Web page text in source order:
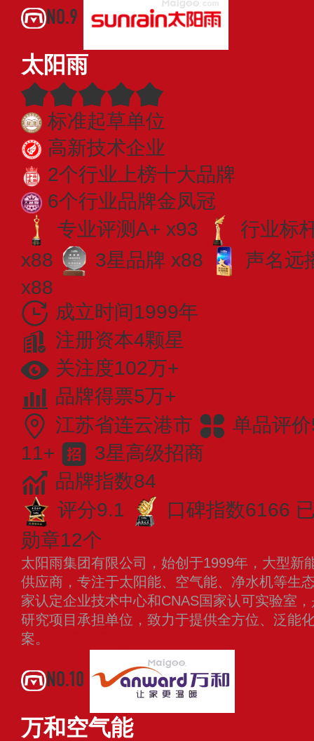
NO.9
太阳雨
标准起草单位
高新技术企业
2个行业上榜十大品牌
6个行业品牌金凤冠
专业评测A+ x93
行业标
x88
3星品牌 x88
声名远
x88
成立时间1999年
注册资本4颗星
关注度102万+
品牌得票5万+
江苏省连云港市
单品评
11+
3星高级招商
品牌指数84
评分9.1
口碑指数6166
勋章12个
太阳雨集团有限公司，始创于1999年，大型新
供应商，专注于太阳能、空气能、净水机等生
家认定企业技术中心和CNAS国家认可实验室
研究项目承担单位，致力于提供全方位、泛能
案。
NO.10
万和空气能